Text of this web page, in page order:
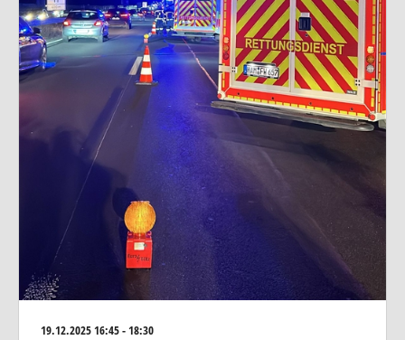
19.12.202516:45 - 18:30